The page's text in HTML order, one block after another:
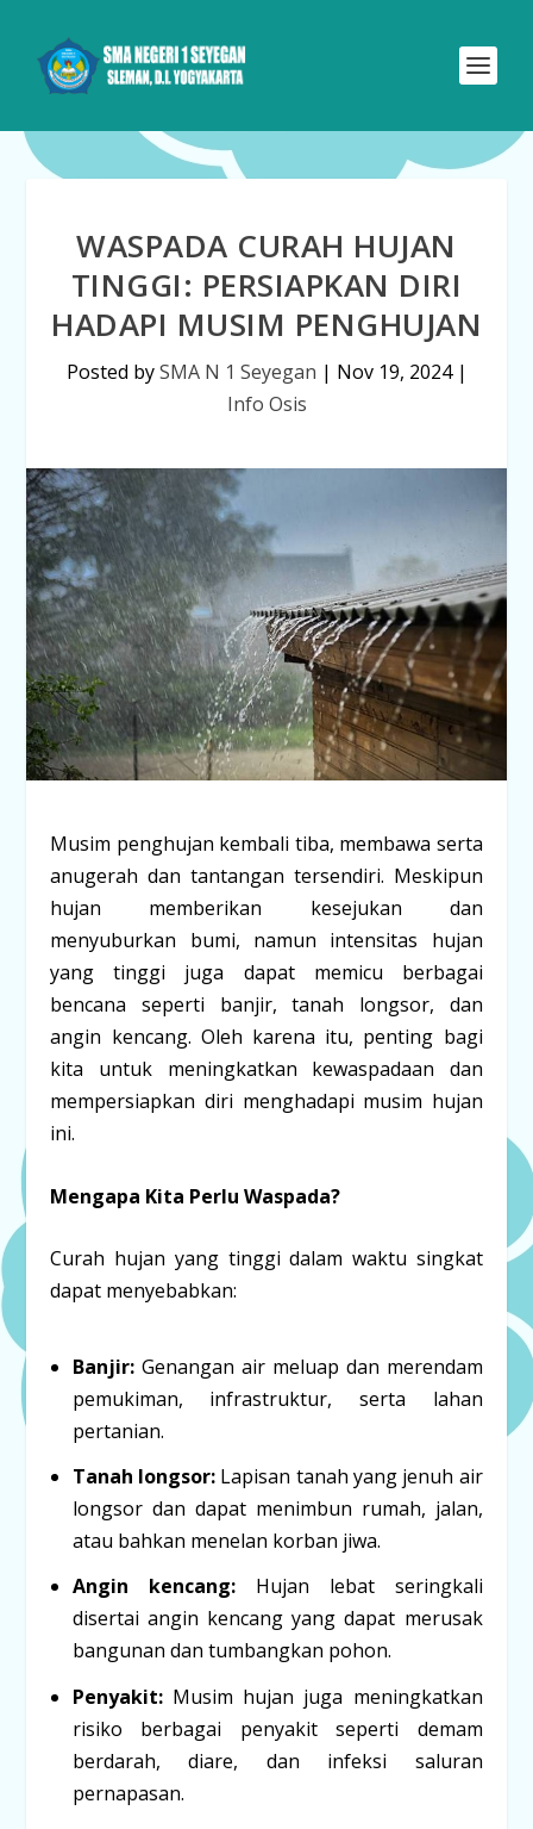
WASPADA CURAH HUJAN
TINGGI: PERSIAPKAN DIRI
HADAPI MUSIM PENGHUJAN
Posted bySMA N 1 Seyegan | Nov 19, 2024|
Info Osis
Musim penghujan kembali tiba, membawa serta
anugerah dan tantangan tersendiri. Meskipun
hujan memberikan kesejukan dan
menyuburkan bumi, namun intensitas hujan
yang tinggi juga dapat memicu berbagai
bencana seperti banjir, tanah longsor, dan
angin kencang. Oleh karena itu, penting bagi
kita untuk meningkatkan kewaspadaan dan
mempersiapkan diri menghadapi musim hujan
ini.
Mengapa Kita Perlu Waspada?
Curah hujan yang tinggi dalam waktu singkat
dapat menyebabkan:
Banjir:Genangan air meluap dan merendam
pemukiman, infrastruktur, serta lahan
pertanian.
Tanah longsor: Lapisan tanah yang jenuh air
longsor dan dapat menimbun rumah, jalan,
atau bahkan menelan korban jiwa.
Angin kencang:Hujan lebat seringkali
disertai angin kencang yang dapat merusak
bangunan dan tumbangkan pohon.
Penyakit:Musim hujan juga meningkatkan
risiko berbagai penyakit seperti demam
berdarah, diare, dan infeksi saluran
pernapasan.